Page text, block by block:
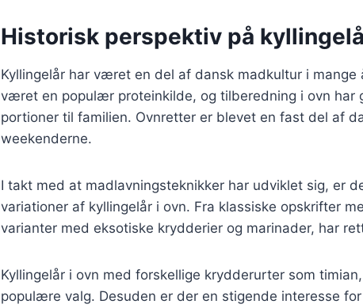
Historisk perspektiv på
Kyllingelår har været en del af dansk madkultur i mange
været en populær proteinkilde, og tilberedning i ovn har
portioner til familien. Ovnretter er blevet en fast del af
weekenderne.
I takt med at madlavningsteknikker har udviklet sig, er
variationer af kyllingelår i ovn. Fra klassiske opskrifter
varianter med eksotiske krydderier og marinader, har
Kyllingelår i ovn med forskellige krydderurter som
populære valg. Desuden er der en stigende interesse